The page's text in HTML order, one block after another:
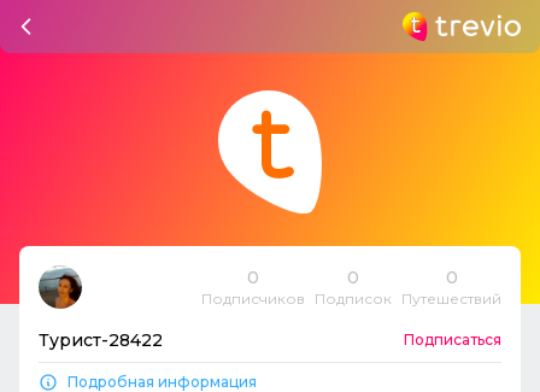
0
Подписчиков
0
Подписок
0
Путешествий
Турист-28422 Подписаться
Подробная информация